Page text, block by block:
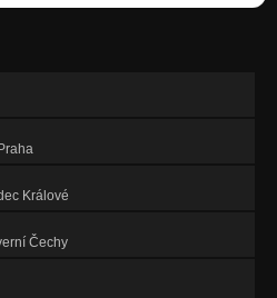
Králové
Čechy